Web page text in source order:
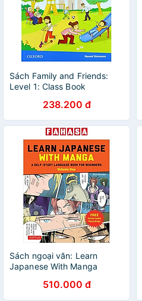
Sách Family and Friends:
Level 1: Class Book
238.200 đ
Sách ngoại văn: Learn
Japanese With Manga
510.000 đ